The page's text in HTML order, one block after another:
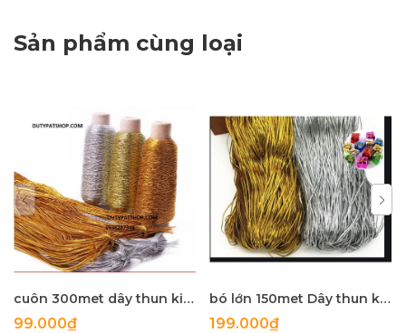
Sản phẩm cùng loại
cuôn 300met dây thun kim tuyên co giãn size 0,8mm
99.000₫
bó lớn 150met Dây thun kim tuyến co giản size 1.2mm -1,5mm
199.000₫